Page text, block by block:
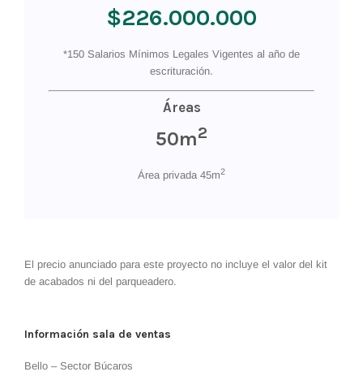
$226.000.000
*150 Salarios Mínimos Legales Vigentes al año de
escrituración.
Áreas
50m2
Área privada 45m2
El precio anunciado para este proyecto no incluye el valor del kit
de acabados ni del parqueadero.
Información sala de ventas
Bello – Sector Búcaros